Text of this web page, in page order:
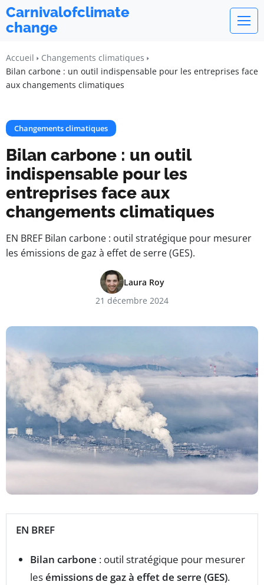
Carnivalofclimate
change
Accueil
Changements climatiques
Bilan carbone : un outil indispensable pour les entreprises face
aux changements climatiques
Changements climatiques
Bilan carbone : un outil
indispensable pour les
entreprises face aux
changements climatiques
EN BREF Bilan carbone : outil stratégique pour mesurer
les émissions de gaz à effet de serre (GES).
Laura Roy
21 décembre 2024
EN BREF
Bilan carbone : outil stratégique pour mesurer
lesémissions de gaz à effet de serre (GES).